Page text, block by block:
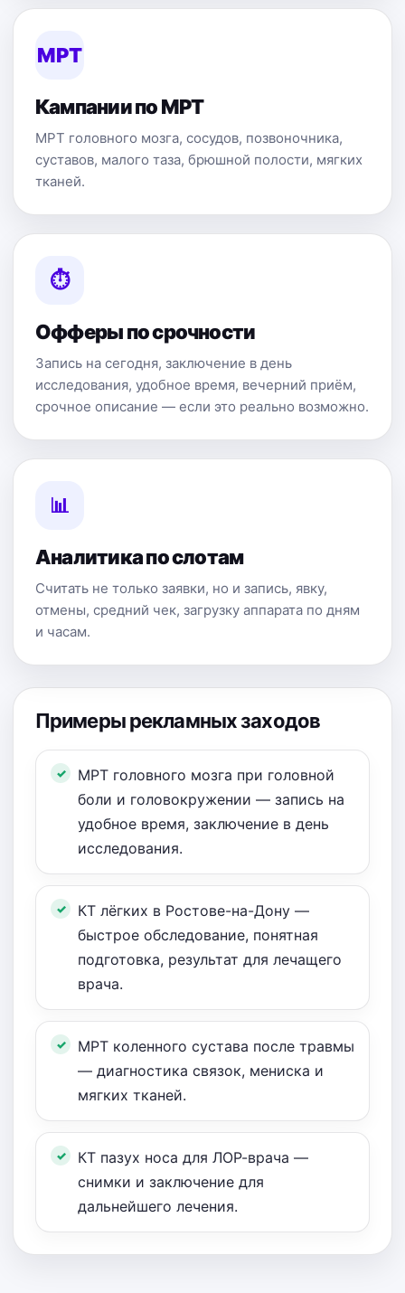
МРТ
Кампании по МРТ
МРТ головного мозга, сосудов, позвоночника,
суставов, малого таза, брюшной полости, мягких
тканей.
⏱
Офферы по срочности
Запись на сегодня, заключение в день
исследования, удобное время, вечерний приём,
срочное описание — если это реально возможно.
📊
Аналитика по слотам
Считать не только заявки, но и запись, явку,
отмены, средний чек, загрузку аппарата по дням
и часам.
Примеры рекламных заходов
МРТ головного мозга при головной
боли и головокружении — запись на
удобное время, заключение в день
исследования.
КТ лёгких в Ростове-на-Дону —
быстрое обследование, понятная
подготовка, результат для лечащего
врача.
МРТ коленного сустава после травмы
— диагностика связок, мениска и
мягких тканей.
КТ пазух носа для ЛОР-врача —
снимки и заключение для
дальнейшего лечения.